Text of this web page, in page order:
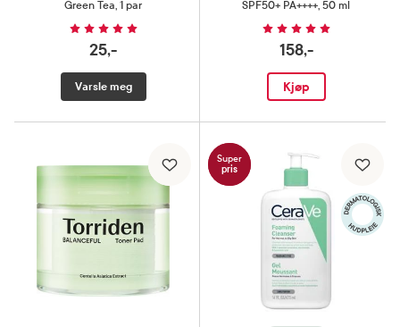
Green Tea, 1 par
25,-
Varsle meg
SPF50+ PA++++, 50 ml
158,-
Kjøp
Super
pris